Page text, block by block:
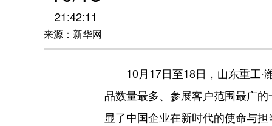
21:42:11
来源：新华网
10月17日至18日，山东重工·
品数量最多、参展客户范围最广
显了中国企业在新时代的使命与